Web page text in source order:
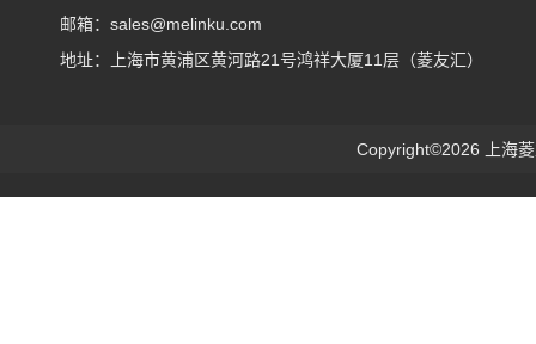
邮箱：sales@melinku.com
地址：上海市黄浦区黄河路21号鸿祥大厦11层（菱友汇）
Copyright©2026 上海